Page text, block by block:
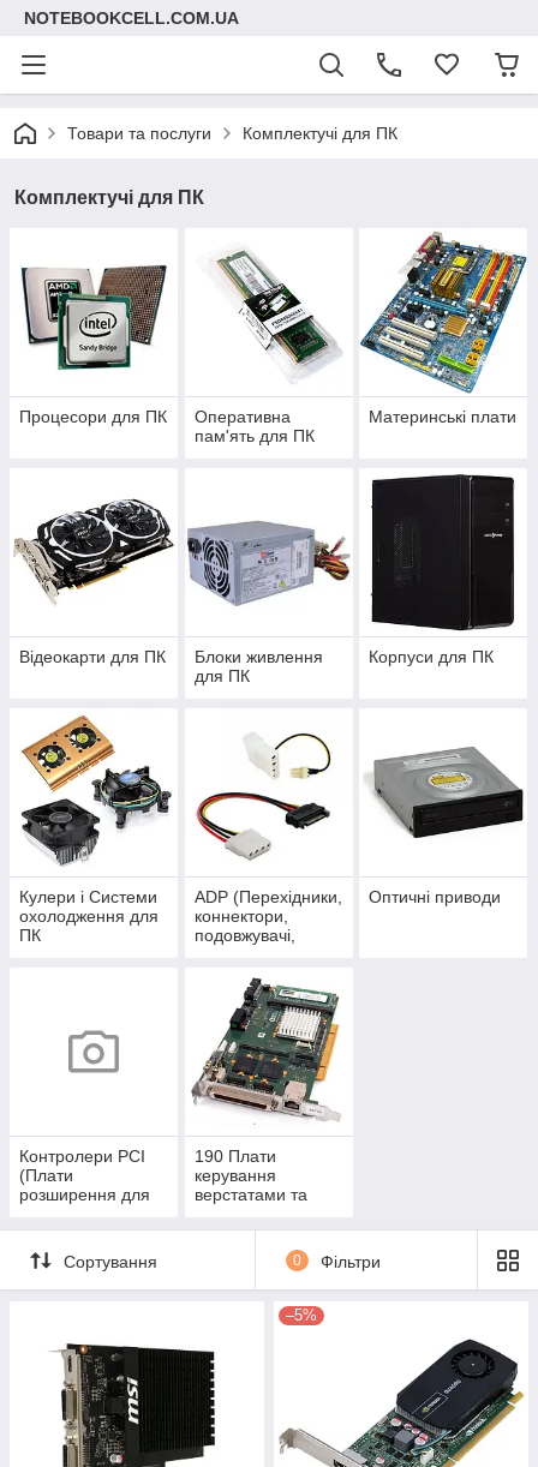
NOTEBOOKCELL.COM.UA
Товари та послуги Комплектучі для ПК
Комплектучі для ПК
Процесори для ПК
Оперативна
пам'ять для ПК
Материнські плати
Відеокарти для ПК
Блоки живлення
для ПК
Корпуси для ПК
Кулери і Системи
охолодження для
ПК
ADP (Перехідники,
коннектори,
подовжувачі,
Оптичні приводи
Контролери PCI
(Плати
розширення для
190 Плати
керування
верстатами та
Сортування 0 Фільтри
–5%